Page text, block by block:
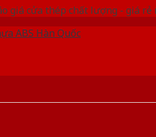
giá cửa thép chất lượng - giá rẻ
ABS Hàn Quốc